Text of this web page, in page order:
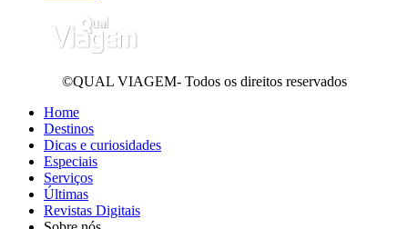
©QUAL VIAGEM- Todos os direitos reservados
Home
Destinos
Dicas e curiosidades
Especiais
Serviços
Últimas
Revistas Digitais